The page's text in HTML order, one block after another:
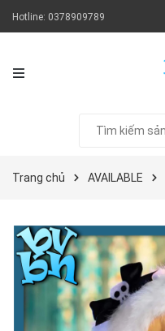
Hotline: 0378909789
Trang chủ AVAILABLE